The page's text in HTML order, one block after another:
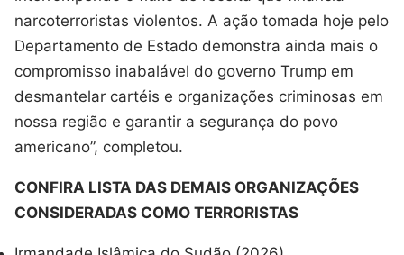
narcoterroristas violentos. A ação tomada hoje pelo
Departamento de Estado demonstra ainda mais o
compromisso inabalável do governo Trump em
desmantelar cartéis e organizações criminosas em
nossa região e garantir a segurança do povo
americano”, completou.
CONFIRA LISTA DAS DEMAIS ORGANIZAÇÕES
CONSIDERADAS COMO TERRORISTAS